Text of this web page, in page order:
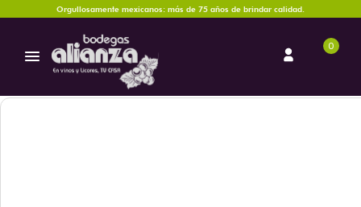
Orgullosamente mexicanos: más de 75 años de brindar calidad.
0